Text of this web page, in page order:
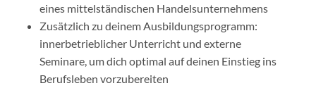
eines mittelständischen Handelsunternehmens
Zusätzlich zu deinem Ausbildungsprogramm:
innerbetrieblicher Unterricht und externe
Seminare, um dich optimal auf deinen Einstieg ins
Berufsleben vorzubereiten